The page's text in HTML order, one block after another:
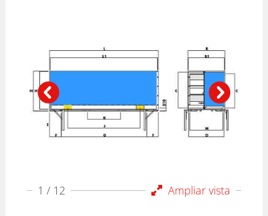
Ampliar vista
1 / 12